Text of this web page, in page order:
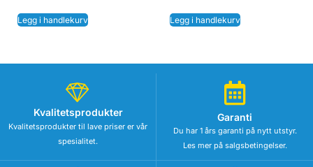
Legg i handlekurv Legg i handlekurv
Kvalitetsprodukter
Kvalitetsprodukter til lave priser er vår
spesialitet.
Garanti
Du har 1 års garanti på nytt utstyr.
Les mer på salgsbetingelser.